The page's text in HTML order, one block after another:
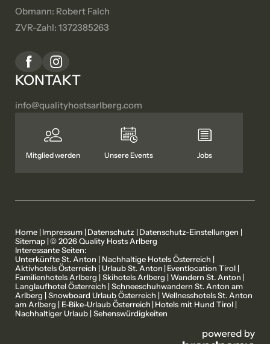
MITGLIEDSBETRIEBE UNSERE STORYS
Obmann: Robert Falch
ZVR-Zahl: 1372385263
KONTAKT
info@qualityhostsarlberg.com
Mitglied werden Unsere Events Jobs
Home | Impressum | Datenschutz | Datenschutz-Einstellungen |
Sitemap |© 2026 Quality Hosts Arlberg
Interessante Seiten:
Unterkünfte St. Anton | Nachhaltige Hotels Österreich |
Aktivhotels Österreich | Urlaub St. Anton | Eventlocation Tirol |
Familienhotels Arlberg | Skihotels Arlberg | Wandern St. Anton |
Langlaufhotel Österreich | Schneeschuhwandern St. Anton am
Arlberg | Snowboard Urlaub Österreich | Wellnesshotels St. Anton
am Arlberg | E-Bike-Urlaub Österreich | Hotels mit Hund Tirol |
Nachhaltiger Urlaub | Sehenswürdigkeiten